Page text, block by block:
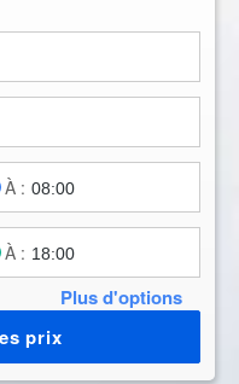
À :
À :
Plus d'options
prix